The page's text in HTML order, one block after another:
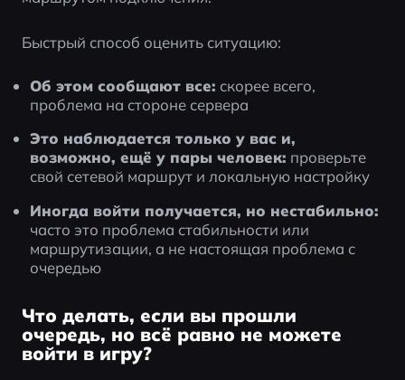
Быстрый способ оценить ситуацию:
Об этом сообщают все: скорее всего,
проблема на стороне сервера
Это наблюдается только у вас и,
возможно, ещё у пары человек: проверьте
свой сетевой маршрут и локальную настройку
Иногда войти получается, но нестабильно:
часто это проблема стабильности или
маршрутизации, а не настоящая проблема с
очередью
Что делать, если вы прошли
очередь, но всё равно не можете
войти в игру?